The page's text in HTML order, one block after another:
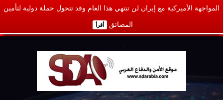
المواجهة الأميركية مع إيران لن تنتهي هذا العام وقد تتحول حملة دولية لتأمين
المضائق أقرأ